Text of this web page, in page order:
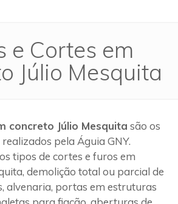
e Cortes em
Júlio Mesquita
concreto Júlio Mesquita são os
pela Águia GNY.
tipos de cortes e furos em
demolição total ou parcial de
alvenaria, portas em estruturas